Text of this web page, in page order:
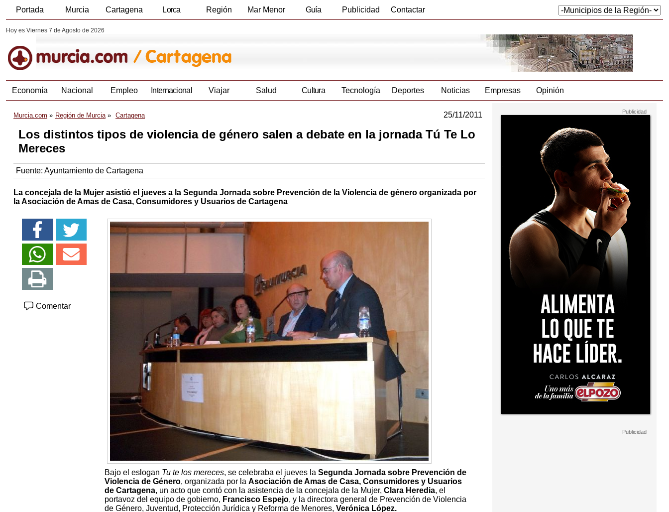
Portada Murcia Cartagena Lorca Región Mar Menor Guía Publicidad Contactar
Hoy es Viernes 7 de Agosto de 2026
Economía Nacional Empleo Internacional Viajar Salud Cultura Tecnología Deportes Noticias Empresas Opinión
Murcia.com Región de Murcia Cartagena 25/11/2011
Los distintos tipos de violencia de género salen a debate en la jornada Tú Te Lo
Mereces
Fuente: Ayuntamiento de Cartagena
La concejala de la Mujer asistió el jueves a la Segunda Jornada sobre Prevención de la Violencia de género organizada por
la Asociación de Amas de Casa, Consumidores y Usuarios de Cartagena
Comentar
Bajo el eslogan Tu te los mereces, se celebraba el jueves la Segunda Jornada sobre Prevención de
Violencia de Género, organizada por la Asociación de Amas de Casa, Consumidores y Usuarios
de Cartagena, un acto que contó con la asistencia de la concejala de la Mujer, Clara Heredia, el
portavoz del equipo de gobierno, Francisco Espejo, y la directora general de Prevención de Violencia
de Género, Juventud, Protección Jurídica y Reforma de Menores, Verónica López.